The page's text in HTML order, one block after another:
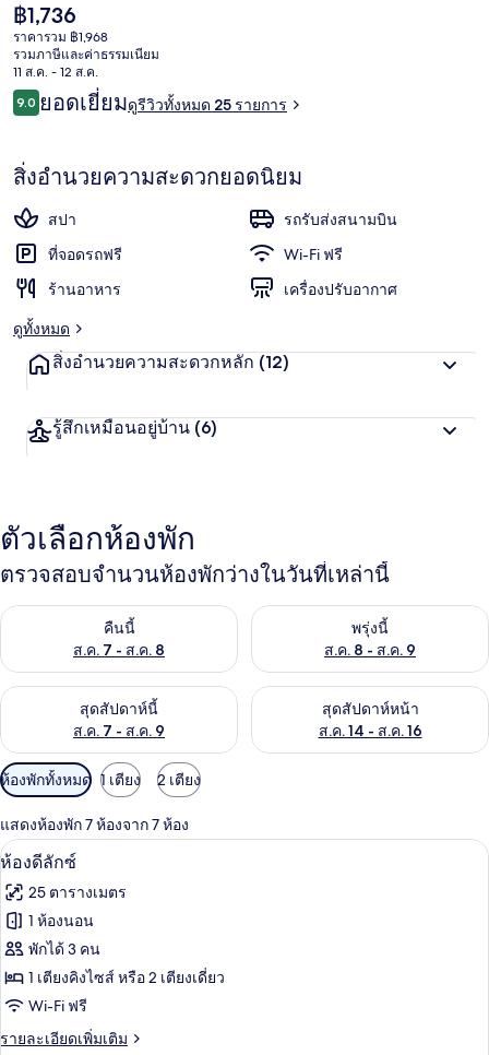
ราคา
ปัจจุบัน
฿1,736
฿1,736
ราคารวม ฿1,968
รวมภาษีและค่าธรรมเนียม
11 ส.ค. - 12 ส.ค.
รีวิว
9.09.0 จาก 10
ยอดเยี่ยมดูรีวิวทั้งหมด 25 รายการ
สิ่งอำนวยความสะดวกยอดนิยม
สปา
รถรับส่งสนามบิน
ที่จอดรถฟรี
Wi-Fi ฟรี
ร้านอาหาร
เครื่องปรับอากาศ
ดูทั้งหมด
สิ่งอำนวยความสะดวกหลัก (12)
รู้สึกเหมือนอยู่บ้าน (6)
ตัวเลือกห้องพัก
ตรวจสอบจำนวนห้องพักว่างในวันที่เหล่านี้
คืนนี้
ส.ค. 7 - ส.ค. 8
ตรวจสอบจำนวนห้องพักว่างในคืนนี้ ส.ค. 7 - ส.ค. 8พรุ่งนี้
ส.ค. 8 - ส.ค. 9
ตรวจสอบจำนวนห้องพักว่างใน
สุดสัปดาห์นี้
ส.ค. 7 - ส.ค. 9
ตรวจสอบจำนวนห้องพักว่างในสุดสัปดาห์นี้ ส.ค. 7 - ส.ค. 9
สุดสัปดาห์หน้า
ส.ค. 14 - ส.ค. 16
ตรวจสอบจำนวนห้องพักว่างใน
ตัว
กรอง
ที่
มี
ให้
สำหรับ
ห้อง
พัก
ห้องพักทั้งหมด 1 เตียง 2 เตียง
แสดงห้องพัก 7 ห้องจาก 7 ห้อง
เปิด
ภาพถ่าย
ทั้งหมด
ของ
ห้อง
ดี
ลัก
ห้องดีลักซ์ | เครื่องนอนระดับพรีเมียม,
8
ห้องดีลักซ์
25 ตารางเมตร
1 ห้องนอน
พักได้ 3 คน
1 เตียงคิงไซส์ หรือ 2 เตียงเดี่ยว
Wi-Fi ฟรี
รายละเอียดเพิ่มเติม
ราย